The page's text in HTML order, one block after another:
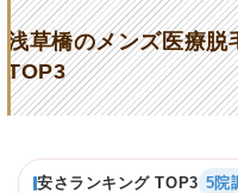
浅草橋のメンズ医療
TOP3
安さランキング TOP3 5院